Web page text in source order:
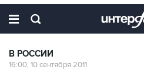
В РОССИИ
16:00, 10 сентября 2011